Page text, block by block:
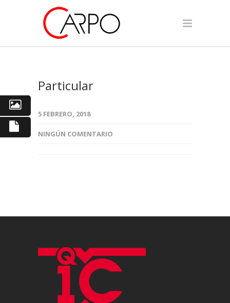
Particular
5 FEBRERO, 2018
NINGÚN COMENTARIO